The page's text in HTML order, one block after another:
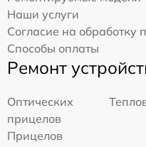
Наши услуги
Согласие на
Способы оплаты
Ремонт
Оптических
прицелов
Прицелов